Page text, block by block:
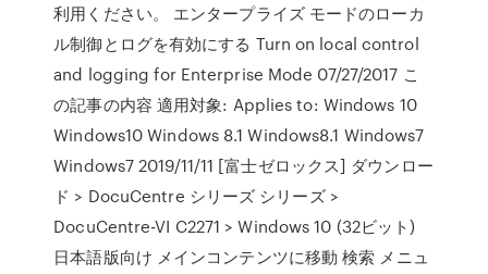
利用ください。 エンタープライズ モードのローカ
ル制御とログを有効にする Turn on local control
and logging for Enterprise Mode 07/27/2017 こ
の記事の内容 適用対象: Applies to: Windows 10
Windows10 Windows 8.1 Windows8.1 Windows7
Windows7 2019/11/11 [富士ゼロックス] ダウンロー
ド > DocuCentre シリーズ シリーズ >
DocuCentre-VI C2271 > Windows 10 (32ビット)
日本語版向け メインコンテンツに移動 検索 メニュ